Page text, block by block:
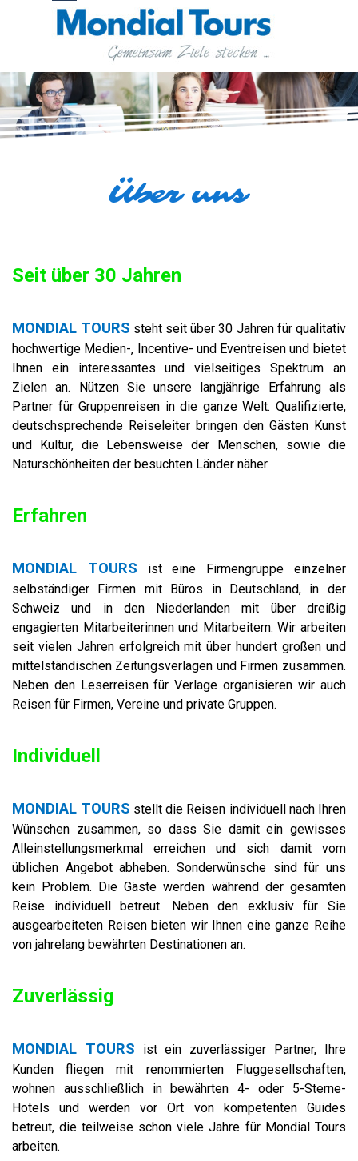
Direkt zum SeiteninhaltMenü überspringen
Über uns
Seit über 30 Jahren
MONDIAL TOURS steht seit über 30 Jahren für qualitativ
hochwertige Medien-, Incentive- und Eventreisen und bietet
Ihnen ein interessantes und vielseitiges Spektrum an
Zielen an. Nützen Sie unsere langjährige Erfahrung als
Partner für Gruppenreisen in die ganze Welt. Qualifizierte,
deutschsprechende Reiseleiter bringen den Gästen Kunst
und Kultur, die Lebensweise der Menschen, sowie die
Naturschönheiten der besuchten Länder näher.
Erfahren
MONDIAL TOURS ist eine Firmengruppe einzelner
selbständiger Firmen mit Büros in Deutschland, in der
Schweiz und in den Niederlanden mit über dreißig
engagierten Mitarbeiterinnen und Mitarbeitern. Wir arbeiten
seit vielen Jahren erfolgreich mit über hundert großen und
mittelständischen Zeitungsverlagen und Firmen zusammen.
Neben den Leserreisen für Verlage organisieren wir auch
Reisen für Firmen, Vereine und private Gruppen.
Individuell
MONDIAL TOURS stellt die Reisen individuell nach Ihren
Wünschen zusammen, so dass Sie damit ein gewisses
Alleinstellungsmerkmal erreichen und sich damit vom
üblichen Angebot abheben. Sonderwünsche sind für uns
kein Problem. Die Gäste werden während der gesamten
Reise individuell betreut. Neben den exklusiv für Sie
ausgearbeiteten Reisen bieten wir Ihnen eine ganze Reihe
von jahrelang bewährten Destinationen an.
Zuverlässig
MONDIAL TOURS ist ein zuverlässiger Partner, Ihre
Kunden fliegen mit renommierten Fluggesellschaften,
wohnen ausschließlich in bewährten 4- oder 5-Sterne-
Hotels und werden vor Ort von kompetenten Guides
betreut, die teilweise schon viele Jahre für Mondial Tours
arbeiten.